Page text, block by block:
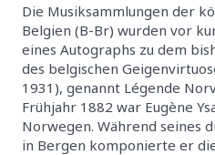
Die Musiksammlungen der
Belgien (B-Br) wurden vor
eines Autographs zu dem
des belgischen
1931), genannt Légende
Frühjahr 1882 war Eugène
Norwegen. Während seines
in Bergen komponierte er